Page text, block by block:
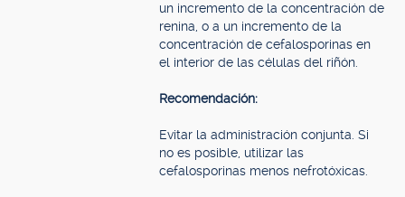
un incremento de la concentración de
renina, o a un incremento de la
concentración de cefalosporinas en
el interior de las células del riñón.
Recomendación:
Evitar la administración conjunta. Si
no es posible, utilizar las
cefalosporinas menos nefrotóxicas.